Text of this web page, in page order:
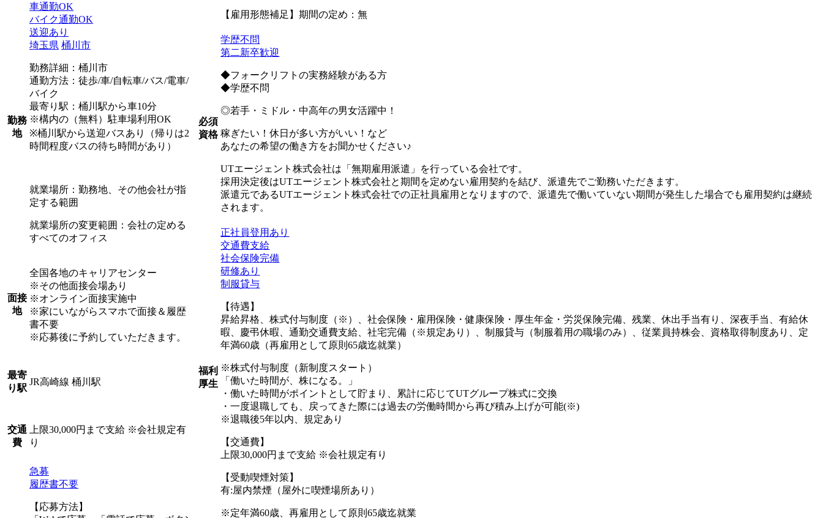
勤務
地
車通勤OK
バイク通勤OK
送迎あり
埼玉県 桶川市
勤務詳細：桶川市
通勤方法：徒歩/車/自転車/バス/電車/
バイク
最寄り駅：桶川駅から車10分
※構内の（無料）駐車場利用OK
※桶川駅から送迎バスあり（帰りは2
時間程度バスの待ち時間があり）
就業場所：勤務地、その他会社が指
定する範囲
就業場所の変更範囲：会社の定める
すべてのオフィス
面接
地
全国各地のキャリアセンター
※その他面接会場あり
※オンライン面接実施中
※家にいながらスマホで面接＆履歴
書不要
※応募後に予約していただきます。
最寄
り駅
JR高崎線 桶川駅
交通
費
上限30,000円まで支給 ※会社規定有
り
急募
履歴書不要
【応募方法】
【雇用形態補足】期間の定め：無
必須
資格
学歴不問
第二新卒歓迎
◆フォークリフトの実務経験がある方
◆学歴不問
◎若手・ミドル・中高年の男女活躍中！
稼ぎたい！休日が多い方がいい！など
あなたの希望の働き方をお聞かせください♪
UTエージェント株式会社は「無期雇用派遣」を行っている会社です。
採用決定後はUTエージェント株式会社と期間を定めない雇用契約を結び、派遣先でご勤務いただきます。
派遣元であるUTエージェント株式会社での正社員雇用となりますので、派遣先で働いていない期間が発生した場合でも雇用契約は継続
されます。
福利
厚生
正社員登用あり
交通費支給
社会保険完備
研修あり
制服貸与
【待遇】
昇給昇格、株式付与制度（※）、社会保険・雇用保険・健康保険・厚生年金・労災保険完備、残業、休出手当有り、深夜手当、有給休
暇、慶弔休暇、通勤交通費支給、社宅完備（※規定あり）、制服貸与（制服着用の職場のみ）、従業員持株会、資格取得制度あり、定
年満60歳（再雇用として原則65歳迄就業）
※株式付与制度（新制度スタート）
「働いた時間が、株になる。」
・働いた時間がポイントとして貯まり、累計に応じてUTグループ株式に交換
・一度退職しても、戻ってきた際には過去の労働時間から再び積み上げが可能(※)
※退職後5年以内、規定あり
【交通費】
上限30,000円まで支給 ※会社規定有り
【受動喫煙対策】
有:屋内禁煙（屋外に喫煙場所あり）
※定年満60歳、再雇用として原則65歳迄就業